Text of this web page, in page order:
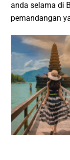
anda selama di
pemandangan